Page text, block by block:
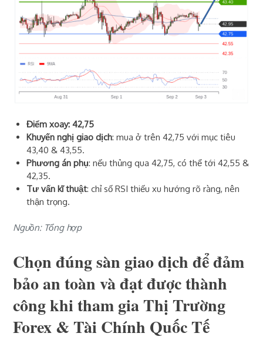
Điểm xoay: 42,75
Khuyến nghị giao dịch: mua ở trên 42,75 với mục tiêu
43,40 & 43,55.
Phương án phụ: nếu thủng qua 42,75, có thể tới 42,55 &
42,35.
Tư vấn kĩ thuật: chỉ số RSI thiếu xu hướng rõ ràng, nên
thận trọng.
Nguồn: Tổng hợp
Chọn đúng sàn giao dịch để đảm
bảo an toàn và đạt được thành
công khi tham gia Thị Trường
Forex & Tài Chính Quốc Tế